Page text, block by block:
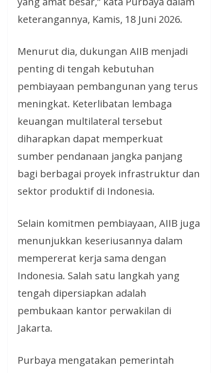
keterangannya, Kamis, 18 Juni 2026.
Menurut dia, dukungan AIIB menjadi
penting di tengah kebutuhan
pembiayaan pembangunan yang terus
meningkat. Keterlibatan lembaga
keuangan multilateral tersebut
diharapkan dapat memperkuat
sumber pendanaan jangka panjang
bagi berbagai proyek infrastruktur dan
sektor produktif di Indonesia.
Selain komitmen pembiayaan, AIIB juga
menunjukkan keseriusannya dalam
mempererat kerja sama dengan
Indonesia. Salah satu langkah yang
tengah dipersiapkan adalah
pembukaan kantor perwakilan di
Jakarta.
Purbaya mengatakan pemerintah